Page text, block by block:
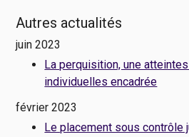
Autres actualités
juin 2023
La perquisition, une
individuelles encadrée
février 2023
Le placement sous contrôle